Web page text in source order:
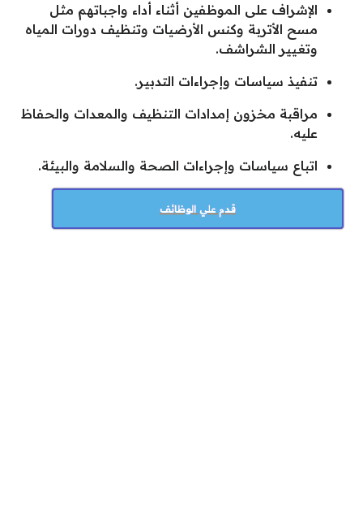
الإشراف على الموظفين أثناء أداء واجباتهم مثل
مسح الأتربة وكنس الأرضيات وتنظيف دورات المياه
وتغيير الشراشف.
تنفيذ سياسات وإجراءات التدبير.
مراقبة مخزون إمدادات التنظيف والمعدات والحفاظ
عليه.
اتباع سياسات وإجراءات الصحة والسلامة والبيئة.
قدم علي الوظائف